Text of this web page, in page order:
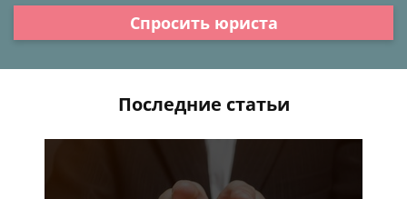
Спросить юриста
Последние статьи